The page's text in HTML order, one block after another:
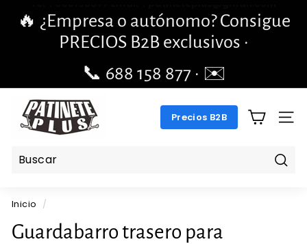
directamente
diapositivas
pausa
🔥 ¿Empresa o autónomo? Consigue
PRECIOS B2B exclusivos ·
📞 688 158 877 · ✉️
pengchengbrillante@gmail.com
A
T
E
Precios B2B
Inicio /
Guardabarro trasero para